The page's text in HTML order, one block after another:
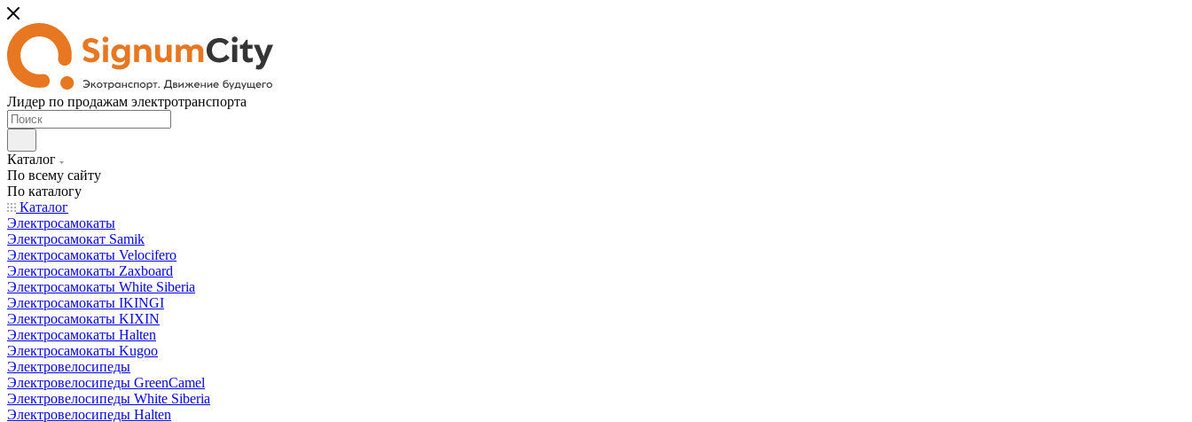
Лидер по продажам электротранспорта
Каталог
По всему сайту
По каталогу
Каталог
Электросамокаты
Электросамокат Samik
Электросамокаты Velocifero
Электросамокаты Zaxboard
Электросамокаты White Siberia
Электросамокаты IKINGI
Электросамокаты KIXIN
Электросамокаты Halten
Электросамокаты Kugoo
Электровелосипеды
Электровелосипеды GreenCamel
Электровелосипеды White Siberia
Электровелосипеды Halten